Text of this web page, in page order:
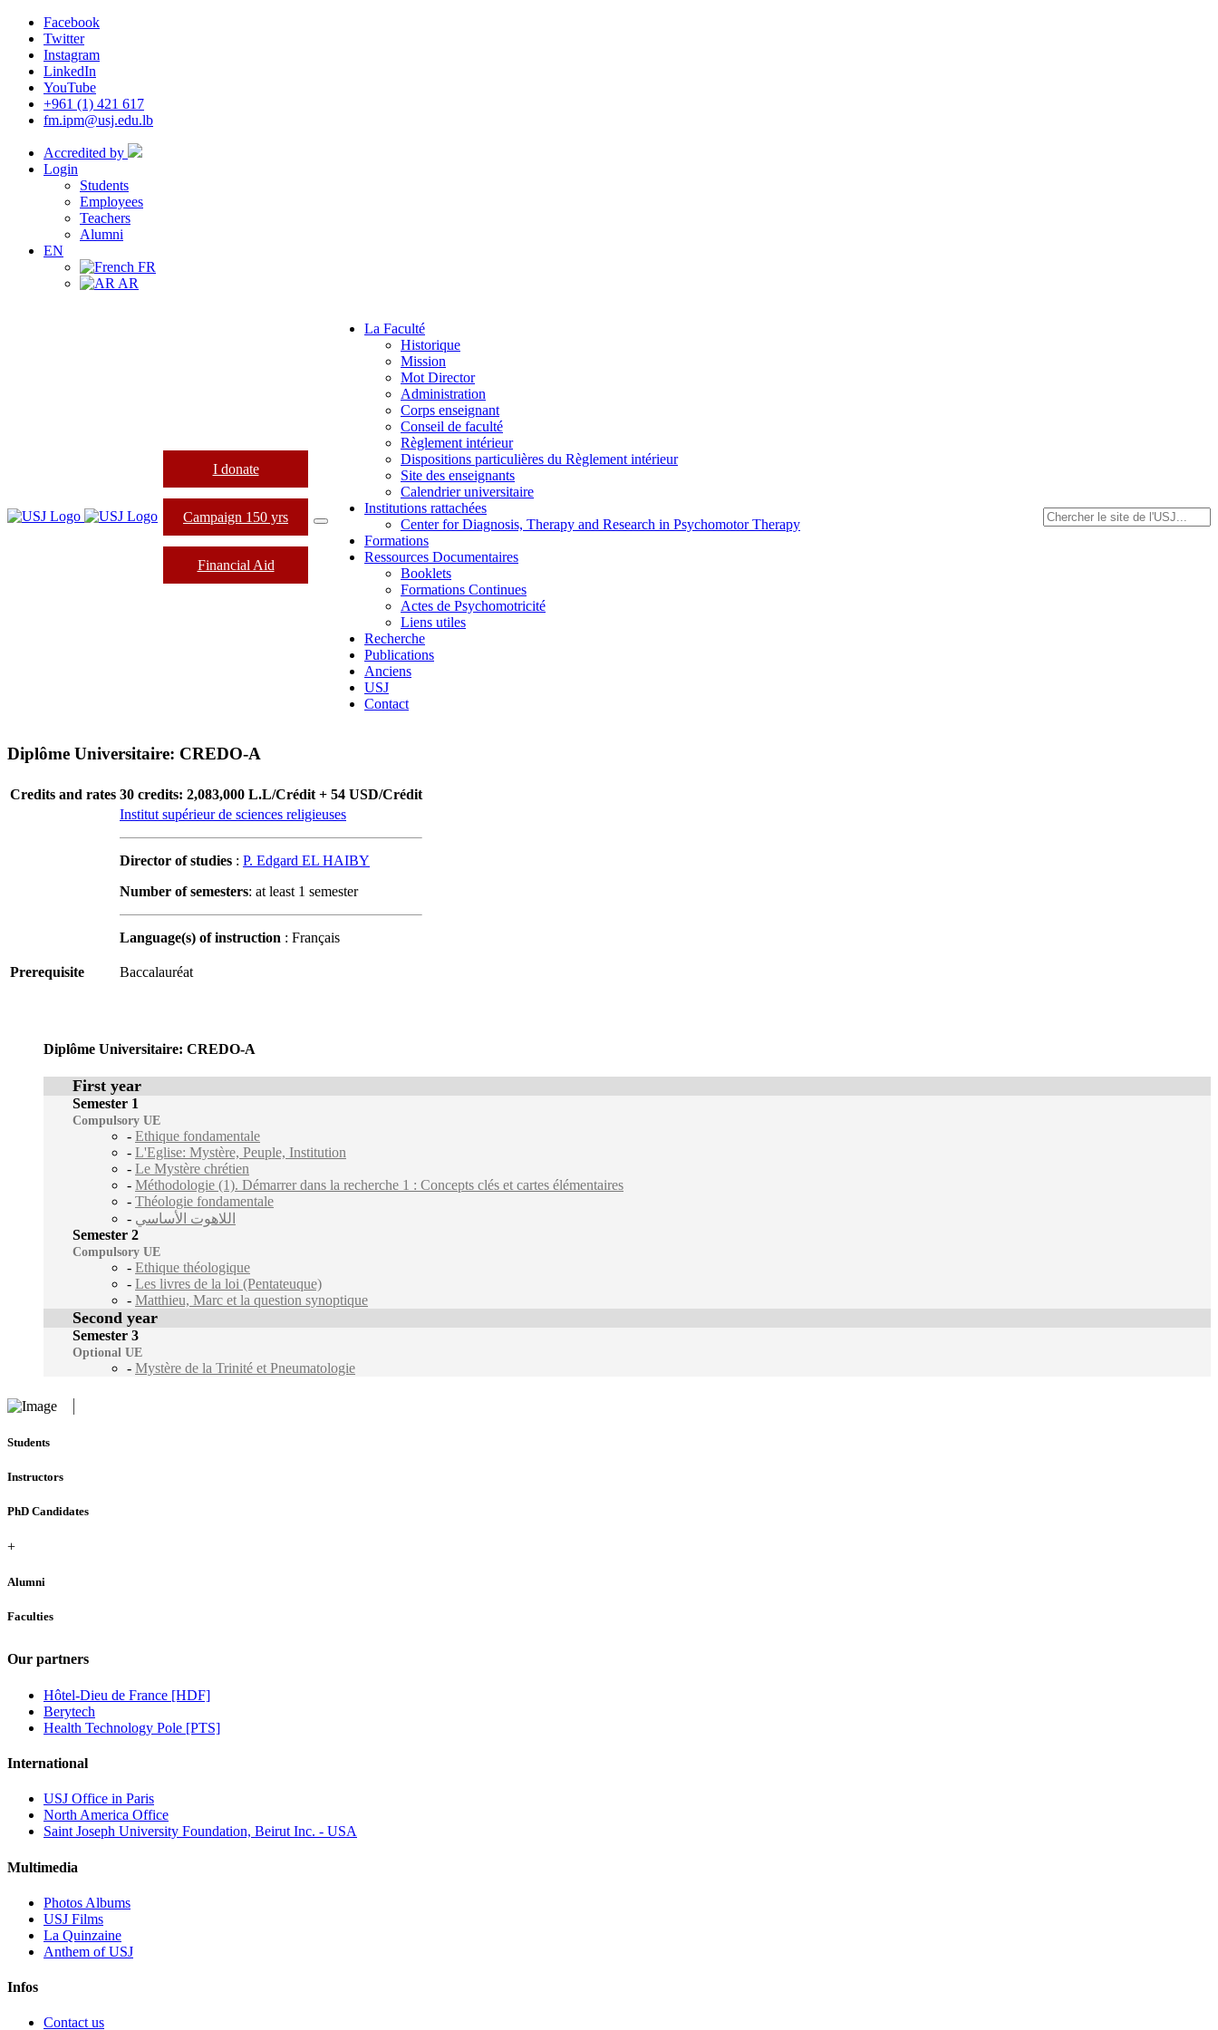
Facebook
Twitter
Instagram
LinkedIn
YouTube
+961 (1) 421 617
fm.ipm@usj.edu.lb
Accredited by
Login
Students
Employees
Teachers
Alumni
EN
FR
AR
I donate
Campaign 150 yrs
Financial Aid
La Faculté
Historique
Mission
Mot Director
Administration
Corps enseignant
Conseil de faculté
Règlement intérieur
Dispositions particulières du Règlement intérieur
Site des enseignants
Calendrier universitaire
Institutions rattachées
Center for Diagnosis, Therapy and Research in Psychomotor Therapy
Formations
Ressources Documentaires
Booklets
Formations Continues
Actes de Psychomotricité
Liens utiles
Recherche
Publications
Anciens
USJ
Contact
Diplôme Universitaire: CREDO-A
Credits and rates 30 credits: 2,083,000 L.L/Crédit + 54 USD/Crédit
Institut supérieur de sciences religieuses
Director of studies : P. Edgard EL HAIBY
Number of semesters: at least 1 semester
Language(s) of instruction : Français
Prerequisite Baccalauréat
Diplôme Universitaire: CREDO-A
First year
Semester 1
Compulsory UE
- Ethique fondamentale
- L'Eglise: Mystère, Peuple, Institution
- Le Mystère chrétien
- Méthodologie (1). Démarrer dans la recherche 1 : Concepts clés et cartes élémentaires
- Théologie fondamentale
- اللاهوت الأساسي
Semester 2
Compulsory UE
- Ethique théologique
- Les livres de la loi (Pentateuque)
- Matthieu, Marc et la question synoptique
Second year
Semester 3
Optional UE
- Mystère de la Trinité et Pneumatologie
Students
Instructors
PhD Candidates
+
Alumni
Faculties
Our partners
Hôtel-Dieu de France [HDF]
Berytech
Health Technology Pole [PTS]
International
USJ Office in Paris
North America Office
Saint Joseph University Foundation, Beirut Inc. - USA
Multimedia
Photos Albums
USJ Films
La Quinzaine
Anthem of USJ
Infos
Contact us